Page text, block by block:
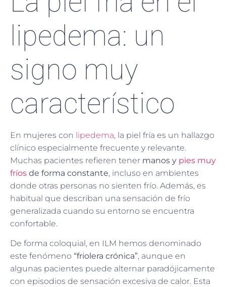
lipedema: un
signo muy
característico
En mujeres con lipedema, la piel fría es un hallazgo
clínico especialmente frecuente y relevante.
Muchas pacientes refieren tener manos y pies muy
fríos de forma constante, incluso en ambientes
donde otras personas no sienten frío. Además, es
habitual que describan una sensación de frío
generalizada cuando su entorno se encuentra
confortable.
De forma coloquial, en ILM hemos denominado
este fenómeno “friolera crónica”, aunque en
algunas pacientes puede alternar paradójicamente
con episodios de sensación excesiva de calor. Esta